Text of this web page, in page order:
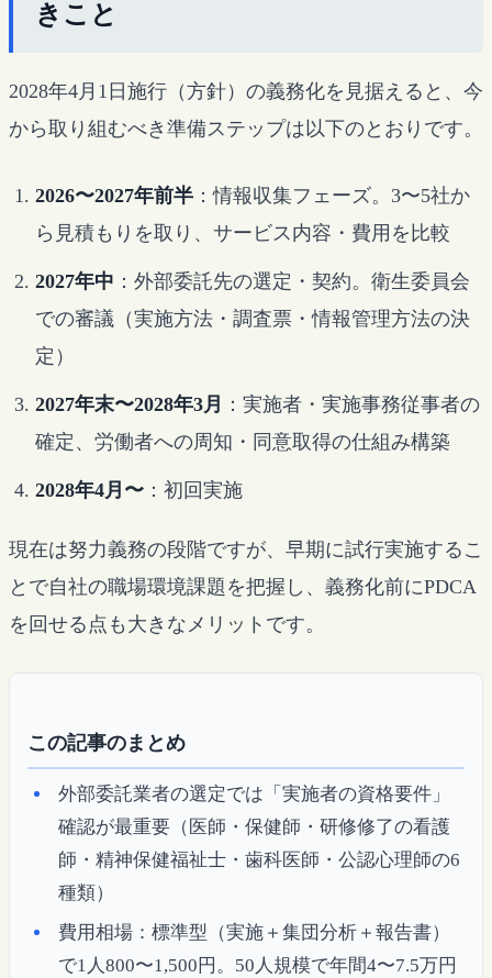
きこと
2028年4月1日施行（方針）の義務化を見据えると、今
から取り組むべき準備ステップは以下のとおりです。
2026〜2027年前半 ：情報収集フェーズ。3〜5社か
ら見積もりを取り、サービス内容・費用を比較
2027年中 ：外部委託先の選定・契約。衛生委員会
での審議（実施方法・調査票・情報管理方法の決
定）
2027年末〜2028年3月
：実施者・実施事務従事者の
確定、労働者への周知・同意取得の仕組み構築
2028年4月〜 ：初回実施
現在は努力義務の段階ですが、早期に試行実施するこ
とで自社の職場環境課題を把握し、義務化前にPDCA
を回せる点も大きなメリットです。
この記事のまとめ
外部委託業者の選定では「実施者の資格要件」
確認が最重要（医師・保健師・研修修了の看護
師・精神保健福祉士・歯科医師・公認心理師の6
種類）
費用相場：標準型（実施＋集団分析＋報告書）
で1人800〜1,500円。50人規模で年間4〜7.5万円